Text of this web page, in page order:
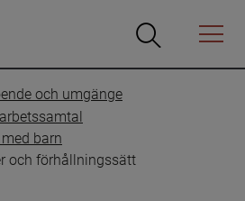
Öppna
Öppna
Menyn
och umgänge
barn
och förhållningssätt